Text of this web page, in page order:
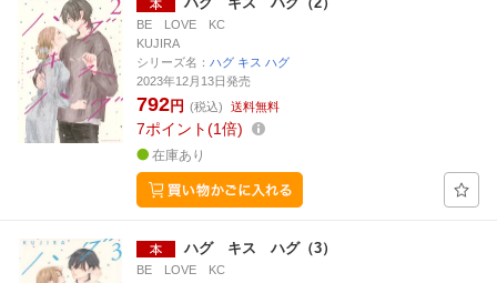
BE LOVE KC
KUJIRA
シリーズ名： ハグ キス ハグ
2023年12月13日発売
792円 (税込) 送料無料
7ポイント 1倍
在庫あり
ハグ キス ハグ（3）
BE LOVE KC